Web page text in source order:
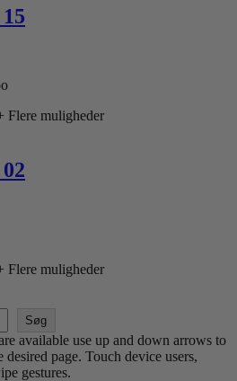
4,195 kr.
4,195 kr.
Flere muligheder
4,195 kr.
Flere muligheder
Søg
available use up and down arrows to
page. Touch device users,
gestures.